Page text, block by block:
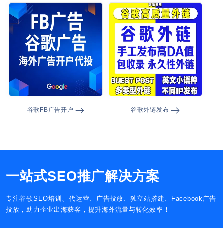
谷歌FB广告开户 谷歌外链发布
一站式SEO推广解决方案
专注谷歌SEO培训、代运营、广告投放、独立站搭建、Facebook广告
投放，助力企业出海获客，提升海外流量与转化效率！